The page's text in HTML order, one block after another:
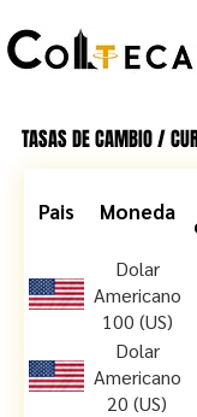
TASAS DE CAMBIO /
TASAS DE CAMBIO /
Pais Moneda
Dolar
Americano
100 (US)
Dolar
Americano
20 (US)